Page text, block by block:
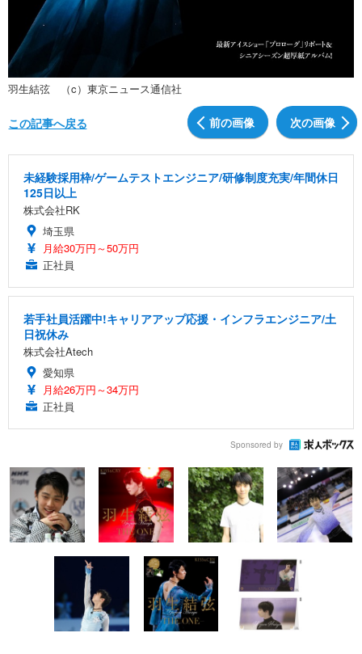
羽生結弦 （c）東京ニュース通信社
前の画像 次の画像
この記事へ戻る
未経験採用枠/ゲームテストエンジニア/研修制度充実/年間休日
125日以上
株式会社RK
埼玉県
月給30万円～50万円
正社員
若手社員活躍中!キャリアアップ応援・インフラエンジニア/土
日祝休み
株式会社Atech
愛知県
月給26万円～34万円
正社員
Sponsored by